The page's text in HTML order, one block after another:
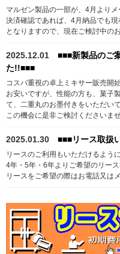
マルゼン製品の一部が、4月より
決済確認であれば、4月納品でも
となりますので、現在ご検討中の
2025.12.01
■■■新製品のご
た!!■■■
コスパ重視の卓上ミキサー販売開
お安いですが、性能の方も、菓子
て、二重丸のお墨付きをいただいて
この機会に是非ご検討くださいませ
2025.01.30 ■■■リース取扱
リースのご利用もいただけるよう
4年・5年・6年よりご希望のリー
リースをご希望の際はお電話又は